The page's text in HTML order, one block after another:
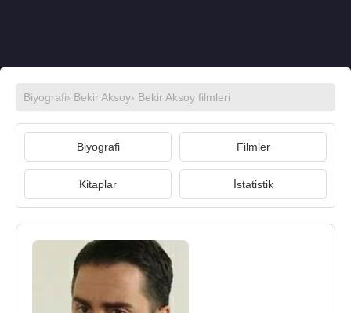
Biyografi› Bekir Aksoy› Bekir Aksoy filmleri
Biyografi Filmler
Kitaplar İstatistik